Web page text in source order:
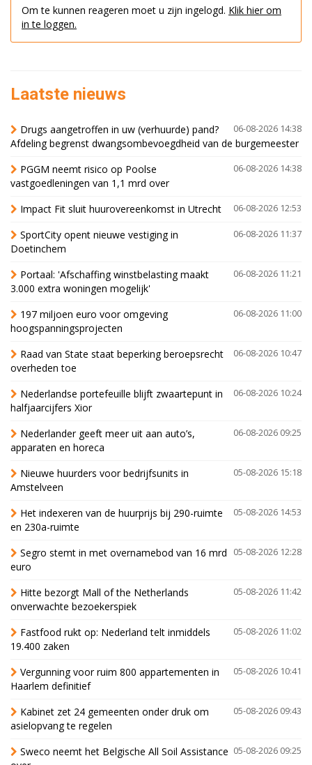
Om te kunnen reageren moet u zijn ingelogd. Klik hier om
in te loggen.
Laatste nieuws
06-08-2026 14:38
Drugs aangetroffen in uw (verhuurde) pand?
Afdeling begrenst dwangsombevoegdheid van de burgemeester
06-08-2026 14:38
PGGM neemt risico op Poolse
vastgoedleningen van 1,1 mrd over
06-08-2026 12:53
Impact Fit sluit huurovereenkomst in Utrecht
06-08-2026 11:37
SportCity opent nieuwe vestiging in
Doetinchem
06-08-2026 11:21
Portaal: 'Afschaffing winstbelasting maakt
3.000 extra woningen mogelijk'
06-08-2026 11:00
197 miljoen euro voor omgeving
hoogspanningsprojecten
06-08-2026 10:47
Raad van State staat beperking beroepsrecht
overheden toe
06-08-2026 10:24
Nederlandse portefeuille blijft zwaartepunt in
halfjaarcijfers Xior
06-08-2026 09:25
Nederlander geeft meer uit aan auto’s,
apparaten en horeca
05-08-2026 15:18
Nieuwe huurders voor bedrijfsunits in
Amstelveen
05-08-2026 14:53
Het indexeren van de huurprijs bij 290-ruimte
en 230a-ruimte
05-08-2026 12:28
Segro stemt in met overnamebod van 16 mrd
euro
05-08-2026 11:42
Hitte bezorgt Mall of the Netherlands
onverwachte bezoekerspiek
05-08-2026 11:02
Fastfood rukt op: Nederland telt inmiddels
19.400 zaken
05-08-2026 10:41
Vergunning voor ruim 800 appartementen in
Haarlem definitief
05-08-2026 09:43
Kabinet zet 24 gemeenten onder druk om
asielopvang te regelen
05-08-2026 09:25
Sweco neemt het Belgische All Soil Assistance